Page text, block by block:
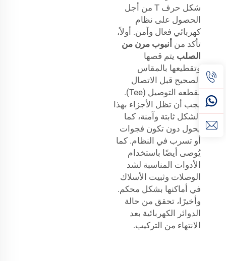
شكل حرف T من أجل
الحصول على نظام
كهربائي فعال وآمن. أولاً،
تأكد من أنبوب مرن من
الصلب يتم قصها
وتقطيعها بالمقاس
الصحيح قبل الاتصال
بقطعه التوصيل (Tee).
يجب أن تظل الأجزاء بهذا
الشكل ثابتة وآمنة، كما
يحول دون تكون فجوات
أو تسرب في النظام. كما
يُوصى أيضًا باستخدام
الأدوات المناسبة لشد
الوصلات وثبيت الأسلاك
في أماكنها بشكل محكم.
وأخيرًا، تحقق من حالة
الدوائر الكهربائية بعد
الانتهاء من التركيب.